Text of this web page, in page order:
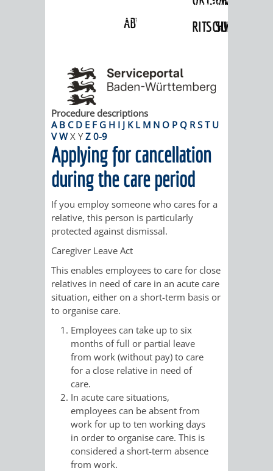
ABWASSERBESEITIGUNG
115
BERATUNG
UND
HILFE
KINDER
JUGENDLICHE
SENIOREN
BETREUUNG
UND
PFLEGE
FREIZEITANGEBOTE
BERATUNG
UND
HILFE
MENSCHEN
MIT
BEHINDERUNG
MENSCHEN
MIT
DEMENZ
MIGRANTEN
FLÜCHTLINGE
BAUHERREN
BAUHERRENBERATUNG
GRUNDSTÜCKSWERTERMITTLUNG
DENKMALSCHUTZ
VERKAUF
RITSCHWEIER
SULZBACH
UND
BEIRÄTE
FÜR
TECHNIK,
UMWELT
STADTENTWICKLUNG
KINDER-
TAGESORDNUNG
SITZUNGSUNTERLAGEN
UMLEGUNGSAUSSCHUSS
BERATENDE
TAGESORDNUNG
PROJEKTE
ABGEORDNETE
STADTRECHT
RATHAUS
Dienstleistungen Service BW
Verfahrensbeschreibung
Procedure descriptions
A B C D E F G H I J K L M N O P Q R S T U
V W X Y Z 0-9
Applying for cancellation
during the care period
If you employ someone who cares for a
relative, this person is particularly
protected against dismissal.
Caregiver Leave Act
This enables employees to care for close
relatives in need of care in an acute care
situation, either on a short-term basis or
to organise care.
Employees can take up to six
months of full or partial leave
from work (without pay) to care
for a close relative in need of
care.
In acute care situations,
employees can be absent from
work for up to ten working days
in order to organise care. This is
considered a short-term absence
from work.